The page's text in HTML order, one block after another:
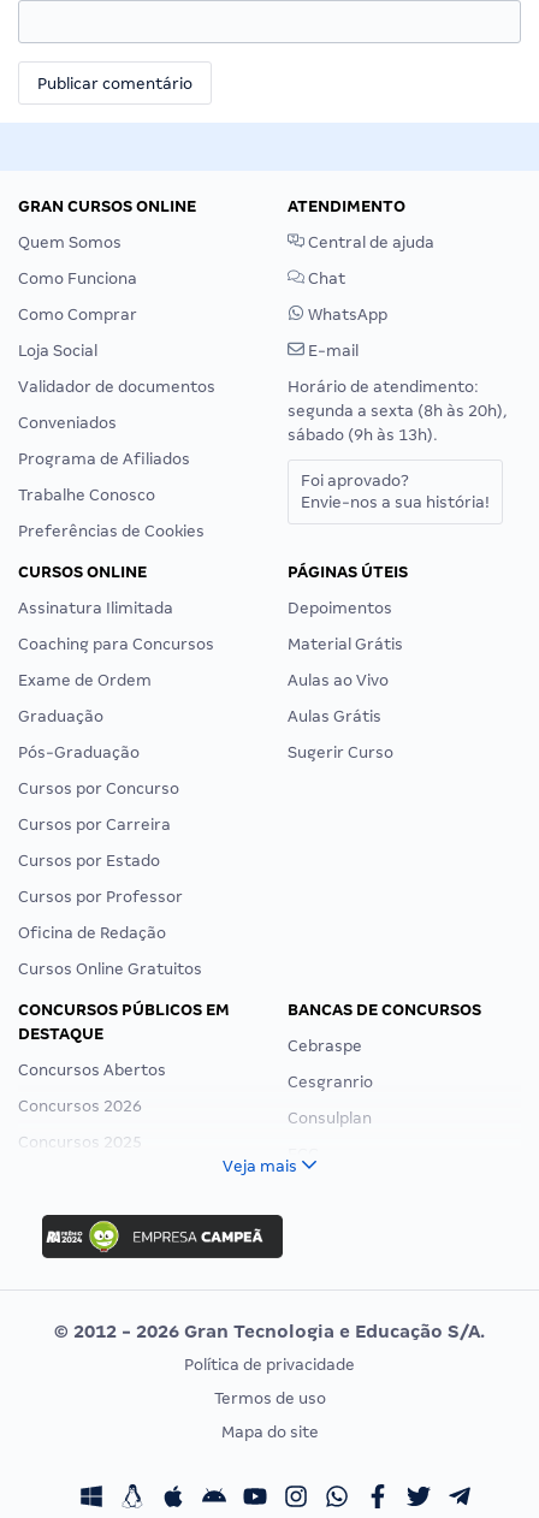
GRAN CURSOS ONLINE
Quem Somos
Como Funciona
Como Comprar
Loja Social
Validador de documentos
Conveniados
Programa de Afiliados
Trabalhe Conosco
Preferências de Cookies
ATENDIMENTO
Central de ajuda
Chat
WhatsApp
E-mail
Horário de atendimento:
segunda a sexta (8h às 20h),
sábado (9h às 13h).
Foi aprovado?
Envie-nos a sua história!
CURSOS ONLINE
Assinatura Ilimitada
Coaching para Concursos
Exame de Ordem
Graduação
Pós-Graduação
Cursos por Concurso
Cursos por Carreira
Cursos por Estado
Cursos por Professor
Oficina de Redação
Cursos Online Gratuitos
PÁGINAS ÚTEIS
Depoimentos
Material Grátis
Aulas ao Vivo
Aulas Grátis
Sugerir Curso
CONCURSOS PÚBLICOS EM
DESTAQUE
Concursos Abertos
Concursos 2026
Concursos 2025
Concurso Nacional Unificado
Concurso Ibama
Concurso MPU
Editais publicados
BANCAS DE CONCURSOS
Cebraspe
Cesgranrio
Consulplan
Vunesp
CONCURSOS POR PROFISSÃO
Concursos Fiscais
EXAME DE ORDEM
Calendário OAB
Veja mais
© 2012 - 2026 Gran Tecnologia e Educação S/A.
Política de privacidade
Termos de uso
Mapa do site